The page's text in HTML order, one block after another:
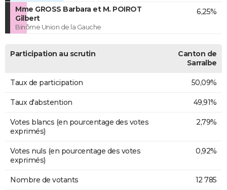
Mme GROSS Barbara et M. POIROT
Gilbert
Binôme Union de la Gauche
6,25%
Participation au scrutin
Canton de
Sarralbe
Taux de participation 50,09%
Taux d'abstention 49,91%
Votes blancs (en pourcentage des votes
exprimés)
2,79%
Votes nuls (en pourcentage des votes
exprimés)
0,92%
Nombre de votants 12 785